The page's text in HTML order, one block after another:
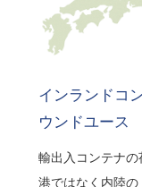
インランドコ
ウンドユース
輸出入コンテナ
港ではなく内陸